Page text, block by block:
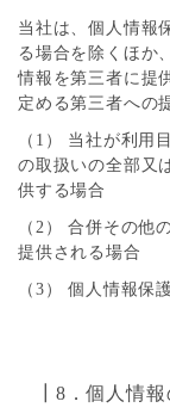
当社は、個人情報
る場合を除くほか
情報を第三者に提
定める第三者への
（1） 当社が利用
の取扱いの全部又
供する場合
（2） 合併その他
提供される場合
（3） 個人情報保
┃8．個人情